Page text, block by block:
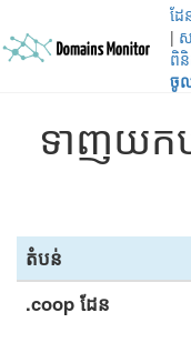
ដែ
|
ពិនិ
ចូល
ទាញយកប
តំបន់
.coop ដែន